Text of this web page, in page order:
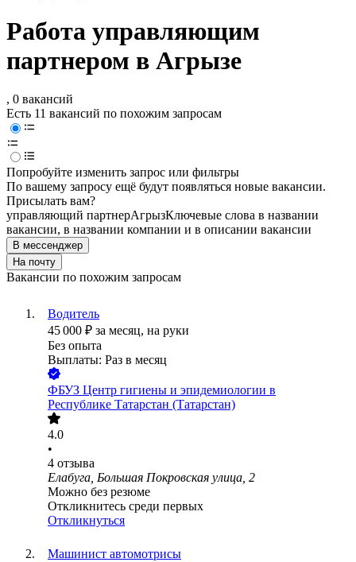
Работа управляющим
партнером в Агрызе
, 0 вакансий
Есть 11 вакансий по похожим запросам
Попробуйте изменить запрос или фильтры
По вашему запросу ещё будут появляться новые вакансии.
Присылать вам?
управляющий партнерАгрызКлючевые слова в названии
вакансии, в названии компании и в описании вакансии
В мессенджер
На почту
Вакансии по похожим запросам
Водитель
45 000 ₽ за месяц, на руки
Без опыта
Выплаты: Раз в месяц
ФБУЗ Центр гигиены и эпидемиологии в
Республике Татарстан (Татарстан)
4.0
•
4 отзыва
Елабуга, Большая Покровская улица, 2
Можно без резюме
Откликнитесь среди первых
Откликнуться
Машинист автомотрисы